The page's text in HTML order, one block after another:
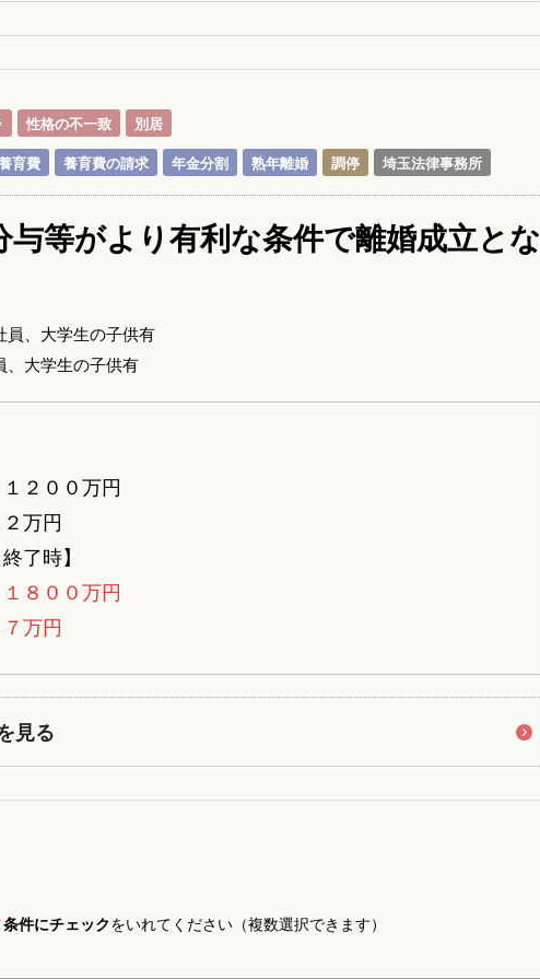
性格の不一致
別居
育費 養育費の請求 年金分割 熟年離婚 調停 埼玉法律事務所
等がより有利な条件で離婚成立とな
員、大学生の子供有
、大学生の子供有
２００万円
万円
了時】
８００万円
万円
見る
条件にチェックをいれてください（複数選択できます）